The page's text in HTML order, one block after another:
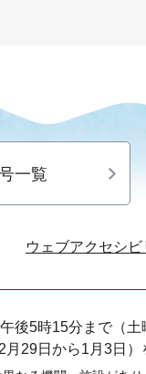
一覧
ウェブアクセシ
後5時15分まで （
月29日から1月3日）